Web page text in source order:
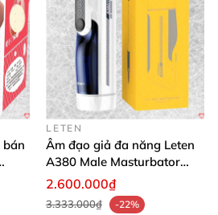
bán
LETEN
Âm đạo giả đa năng Leten
A380 Male Masturbator
Version 4
2.600.000₫
3.333.000₫
-22%